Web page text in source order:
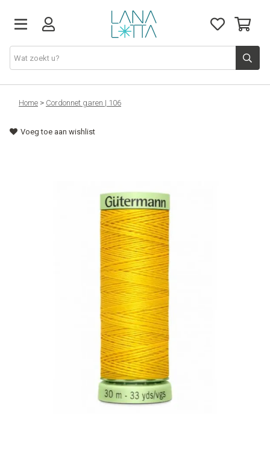
Stoffen
Fournituren
Home > Cordonnet garen | 106
Voeg toe aan wishlist